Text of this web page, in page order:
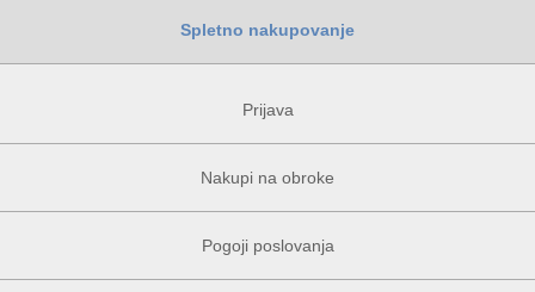
Spletno nakupovanje
Prijava
Nakupi na obroke
Pogoji poslovanja